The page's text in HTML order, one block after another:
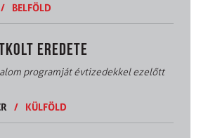
/ BELFÖLD
EREDETE
programját évtizedekkel ezelőtt
/ KÜLFÖLD